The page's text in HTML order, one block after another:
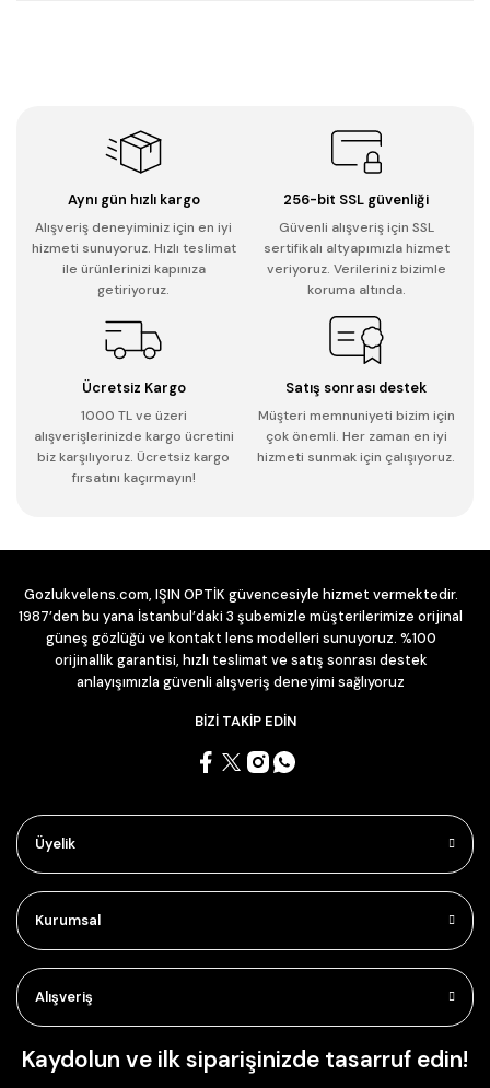
Aynı gün hızlı kargo
Alışveriş deneyiminiz için en iyi
hizmeti sunuyoruz. Hızlı teslimat
ile ürünlerinizi kapınıza
getiriyoruz.
256-bit SSL güvenliği
Güvenli alışveriş için SSL
sertifikalı altyapımızla hizmet
veriyoruz. Verileriniz bizimle
koruma altında.
Ücretsiz Kargo
1000 TL ve üzeri
alışverişlerinizde kargo ücretini
biz karşılıyoruz. Ücretsiz kargo
fırsatını kaçırmayın!
Satış sonrası destek
Müşteri memnuniyeti bizim için
çok önemli. Her zaman en iyi
hizmeti sunmak için çalışıyoruz.
Gozlukvelens.com, IŞIN OPTİK güvencesiyle hizmet vermektedir.
1987’den bu yana İstanbul’daki 3 şubemizle müşterilerimize orijinal
güneş gözlüğü ve kontakt lens modelleri sunuyoruz. %100
orijinallik garantisi, hızlı teslimat ve satış sonrası destek
anlayışımızla güvenli alışveriş deneyimi sağlıyoruz
BİZİ TAKİP EDİN
Üyelik
Kurumsal
Alışveriş
Kaydolun ve ilk siparişinizde tasarruf edin!